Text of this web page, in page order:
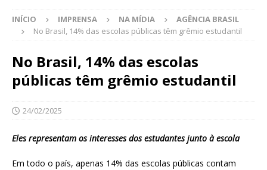
INÍCIO IMPRENSA NA MÍDIA
AGÊNCIA BRASIL
No Brasil, 14% das escolas públicas têm grêmio estudantil
No Brasil, 14% das escolas
públicas têm grêmio estudantil
24/02/2025
Eles representam os interesses dos estudantes junto à escola
Em todo o país, apenas 14% das escolas públicas contam